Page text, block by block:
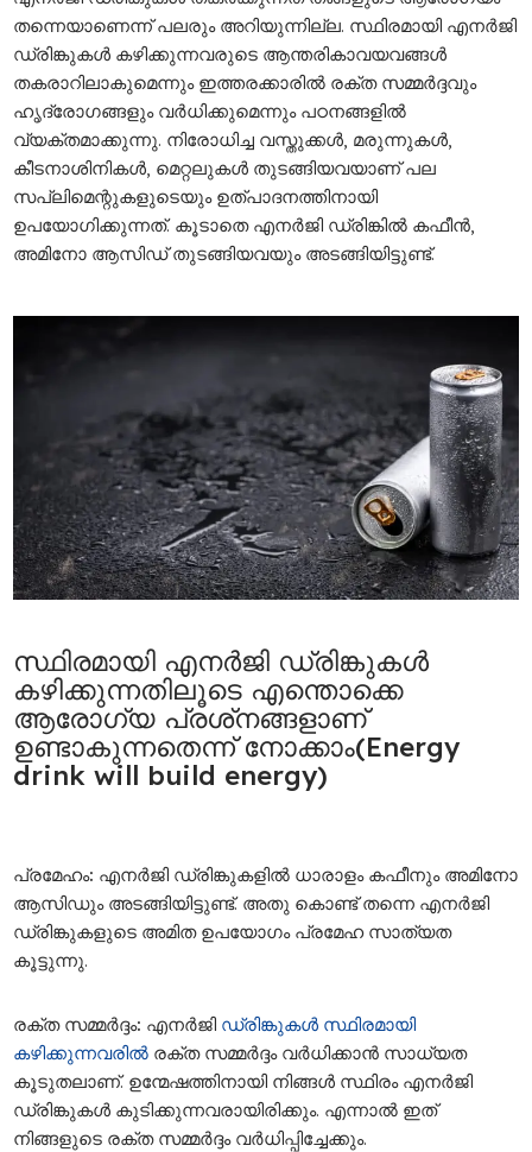
തന്നെയാണെന്ന് പലരും അറിയുന്നില്ല. സ്ഥിരമായി എനര്‍ജി
ഡ്രിങ്കുകള്‍ കഴിക്കുന്നവരുടെ ആന്തരികാവയവങ്ങള്‍
തകരാറിലാകുമെന്നും ഇത്തരക്കാരില്‍ രക്ത സമ്മര്‍ദ്ദവും
ഹൃദ്രോഗങ്ങളും വര്‍ധിക്കുമെന്നും പഠനങ്ങളില്‍
വ്യക്തമാക്കുന്നു. നിരോധിച്ച വസ്തുക്കള്‍, മരുന്നുകള്‍,
കീടനാശിനികള്‍, മെറ്റലുകള്‍ തുടങ്ങിയവയാണ് പല
സപ്ലിമെന്റുകളുടെയും ഉത്പാദനത്തിനായി
ഉപയോഗിക്കുന്നത്. കൂടാതെ എനര്‍ജി ഡ്രിങ്കില്‍ കഫീന്‍,
അമിനോ ആസിഡ് തുടങ്ങിയവയും അടങ്ങിയിട്ടുണ്ട്.
സ്ഥിരമായി എനര്‍ജി ഡ്രിങ്കുകള്‍
കഴിക്കുന്നതിലൂടെ എന്തൊക്കെ
ആരോഗ്യ പ്രശ്‌നങ്ങളാണ്
ഉണ്ടാകുന്നതെന്ന് നോക്കാം(Energy
drink will build energy)
പ്രമേഹം: എനര്‍ജി ഡ്രിങ്കുകളില്‍ ധാരാളം കഫീനും അമിനോ
ആസിഡും അടങ്ങിയിട്ടുണ്ട്. അതു കൊണ്ട് തന്നെ എനര്‍ജി
ഡ്രിങ്കുകളുടെ അമിത ഉപയോഗം പ്രമേഹ സാത്യത
കൂട്ടുന്നു.
രക്ത സമ്മര്‍ദ്ദം: എനര്‍ജി ഡ്രിങ്കുകള്‍ സ്ഥിരമായി
കഴിക്കുന്നവരില്‍ രക്ത സമ്മര്‍ദ്ദം വര്‍ധിക്കാന്‍ സാധ്യത
കൂടുതലാണ്. ഉന്മേഷത്തിനായി നിങ്ങള്‍ സ്ഥിരം എനര്‍ജി
ഡ്രിങ്കുകള്‍ കുടിക്കുന്നവരായിരിക്കും. എന്നാല്‍ ഇത്
നിങ്ങളുടെ രക്ത സമ്മര്‍ദ്ദം വര്‍ധിപ്പിച്ചേക്കും.